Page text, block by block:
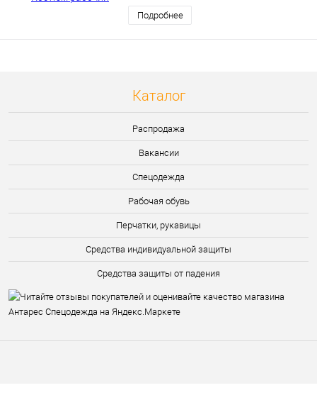
Подробнее
Каталог
Распродажа
Вакансии
Спецодежда
Рабочая обувь
Перчатки, рукавицы
Средства индивидуальной защиты
Средства защиты от падения